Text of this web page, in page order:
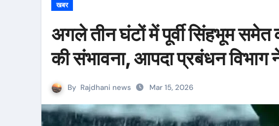
खबर
अगले तीन घंटों में पूर्वी सिंहभूम
की संभावना, आपदा प्रबंधन विभाग
By Rajdhani news Mar 15, 2026